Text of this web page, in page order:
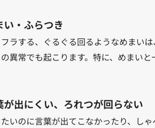
い・ふらつき
ラする、ぐるぐる回るようなめまい
異常でも起こります。特に、めまい
が出にくい、ろれつが回らない
いのに言葉が出てこなかったり、し